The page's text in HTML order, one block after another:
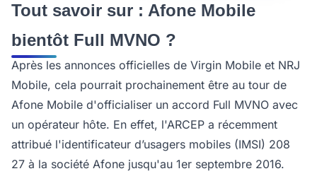
Tout savoir sur : Afone Mobile
bientôt Full MVNO ?
Après les annonces officielles de Virgin Mobile et NRJ
Mobile, cela pourrait prochainement être au tour de
Afone Mobile d'officialiser un accord Full MVNO avec
un opérateur hôte. En effet, l'ARCEP a récemment
attribué l'identificateur d’usagers mobiles (IMSI) 208
27 à la société Afone jusqu'au 1er septembre 2016.